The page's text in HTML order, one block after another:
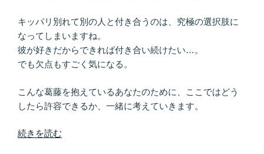
の
キッパリ別れて別の人と付き合うのは、究極の選択肢に
なってしまいますね。
彼が好きだからできれば付き合い続けたい…。
でも欠点もすごく気になる。
こんな葛藤を抱えているあなたのために、ここではどう
したら許容できるか、一緒に考えていきます。
“好
続きを読む